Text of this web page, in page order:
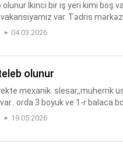
İkinci bir iş yeri kimi boş
var. Tədris
imtahana hazırlıq keçən
04.03.2026
olunur
mexanik. slesar,,muherrik
orda 3 boyuk ve 1-r balaca
suallarla bagli elage
19.05.2026